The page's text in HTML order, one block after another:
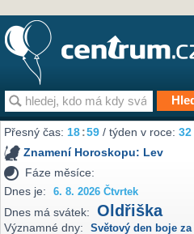
Přesný čas:18:59 / týden v roce:32
Znamení Horoskopu: Lev
Fáze měsíce:
Dnes je:
6. 8. 2026 Čtvrtek
Dnes má svátek: Oldřiška
Významné dny: Světový den boje